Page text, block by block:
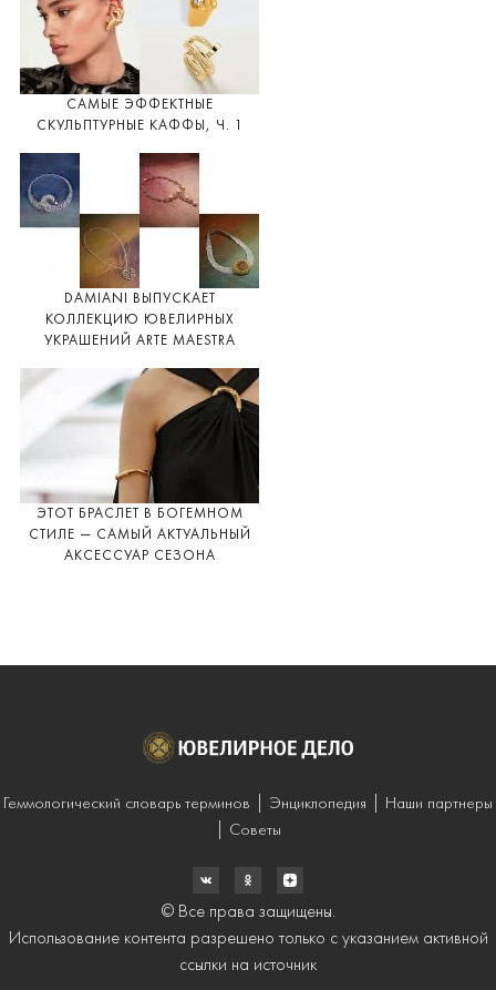
САМЫЕ ЭФФЕКТНЫЕ
СКУЛЬПТУРНЫЕ КАФФЫ, Ч. 1
DAMIANI ВЫПУСКАЕТ
КОЛЛЕКЦИЮ ЮВЕЛИРНЫХ
УКРАШЕНИЙ ARTE MAESTRA
ЭТОТ БРАСЛЕТ В БОГЕМНОМ
СТИЛЕ — САМЫЙ АКТУАЛЬНЫЙ
АКСЕССУАР СЕЗОНА
Геммологический словарь терминов Энциклопедия
Наши партнеры
Советы
© Все права защищены.
Использование контента разрешено только с указанием активной
ссылки на источник